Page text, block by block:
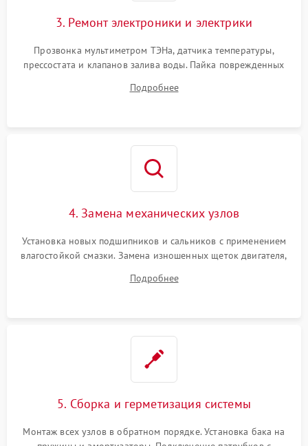
3. Ремонт электроники и электрики
Прозвонка мультиметром ТЭНа, датчика температуры,
прессостата и клапанов залива воды. Пайка поврежденных
Восстановление целостности проводки и контактов.
Подробнее
4. Замена механических узлов
Установка новых подшипников и сальников с применением
влагостойкой смазки. Замена изношенных щеток двигателя,
или поврежденной резиновой манжеты.
Подробнее
5. Сборка и герметизация системы
Монтаж всех узлов в обратном порядке. Установка бака на